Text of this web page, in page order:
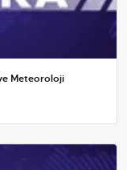
Meteoroloji